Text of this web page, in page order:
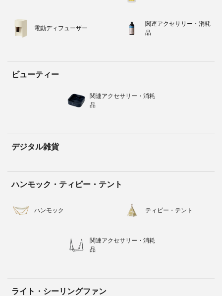
電動ディフューザー
関連アクセサリー・消耗
品
ビューティー
関連アクセサリー・消耗
品
デジタル雑貨
ハンモック・ティピー・テント
ハンモック ティピー・テント
関連アクセサリー・消耗
品
ライト・シーリングファン